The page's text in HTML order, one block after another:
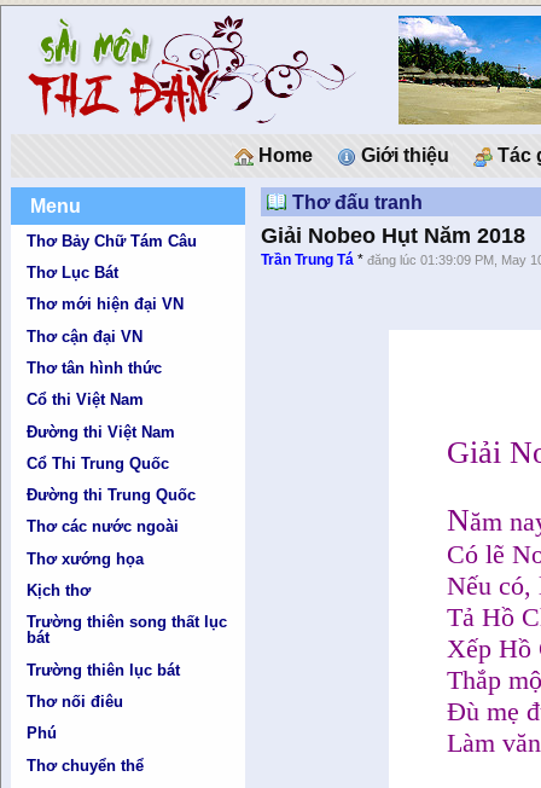
Home Giới thiệu Tác
Menu
Thơ Bảy Chữ Tám Câu
Thơ Lục Bát
Thơ mới hiện đại VN
Thơ cận đại VN
Thơ tân hình thức
Cổ thi Việt Nam
Đường thi Việt Nam
Cổ Thi Trung Quốc
Đường thi Trung Quốc
Thơ các nước ngoài
Thơ xướng họa
Kịch thơ
Trường thiên song thất lục
bát
Trường thiên lục bát
Thơ nối điêu
Phú
Thơ chuyển thể
Thơ đấu tranh
Giải Nobeo Hụt Năm 2018
Trần Trung Tá *đăng lúc 01:39:09 PM, May
Giải
Năm
Có lẽ
Nếu có,
Tả Hồ
Xếp Hồ
Thắp
Đù mẹ
Làm